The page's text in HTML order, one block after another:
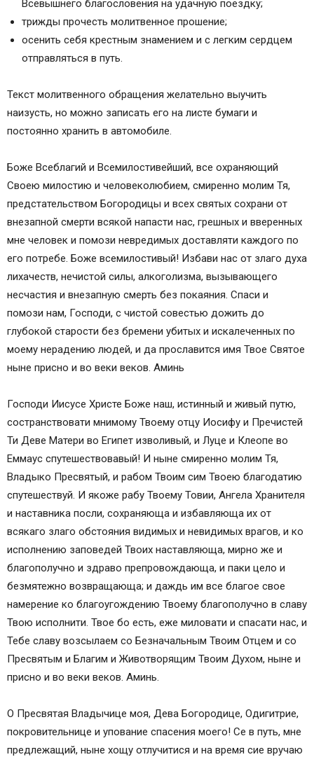
Всевышнего благословения на удачную поездку;
трижды прочесть молитвенное прошение;
осенить себя крестным знамением и с легким сердцем
отправляться в путь.
Текст молитвенного обращения желательно выучить
наизусть, но можно записать его на листе бумаги и
постоянно хранить в автомобиле.
Боже Всеблагий и Всемилостивейший, все охраняющий
Своею милостию и человеколюбием, смиренно молим Тя,
предстательством Богородицы и всех святых сохрани от
внезапной смерти всякой напасти нас, грешных и вверенных
мне человек и помози невредимых доставляти каждого по
его потребе. Боже всемилостивый! Избави нас от злаго духа
лихачеств, нечистой силы, алкоголизма, вызывающего
несчастия и внезапную смерть без покаяния. Спаси и
помози нам, Господи, с чистой совестью дожить до
глубокой старости без бремени убитых и искалеченных по
моему нерадению людей, и да прославится имя Твое Святое
ныне присно и во веки веков. Аминь
Господи Иисусе Христе Боже наш, истинный и живый путю,
состранствовати мнимому Твоему отцу Иосифу и Пречистей
Ти Деве Матери во Египет изволивый, и Луце и Клеопе во
Еммаус спутешествовавый! И ныне смиренно молим Тя,
Владыко Пресвятый, и рабом Твоим сим Твоею благодатию
спутешествуй. И якоже рабу Твоему Товии, Ангела Хранителя
и наставника посли, сохраняюща и избавляюща их от
всякаго злаго обстояния видимых и невидимых врагов, и ко
исполнению заповедей Твоих наставляюща, мирно же и
благополучно и здраво препровождающа, и паки цело и
безмятежно возвращающа; и даждь им все благое свое
намерение ко благоугождению Твоему благополучно в славу
Твою исполнити. Твое бо есть, еже миловати и спасати нас, и
Тебе славу возсылаем со Безначальным Твоим Отцем и со
Пресвятым и Благим и Животворящим Твоим Духом, ныне и
присно и во веки веков. Аминь.
О Пресвятая Владычице моя, Дева Богородице, Одигитрие,
покровительнице и упование спасения моего! Се в путь, мне
предлежащий, ныне хощу отлучитися и на время сие вручаю